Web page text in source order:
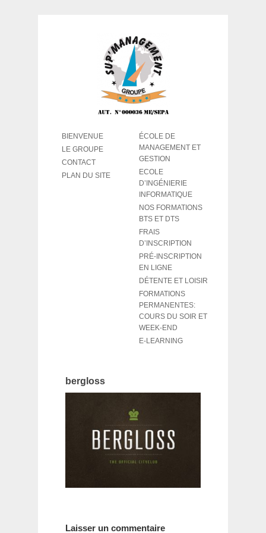
ÉCOLE DE
MANAGEMENT ET
GESTION
ECOLE
D’INGÉNIERIE
INFORMATIQUE
NOS FORMATIONS
BTS ET DTS
FRAIS
D’INSCRIPTION
PRÉ-INSCRIPTION
EN LIGNE
DÉTENTE ET LOISIR
FORMATIONS
PERMANENTES:
COURS DU SOIR ET
WEEK-END
E-LEARNING
BIENVENUE
LE GROUPE
CONTACT
PLAN DU SITE
bergloss
Laisser un commentaire